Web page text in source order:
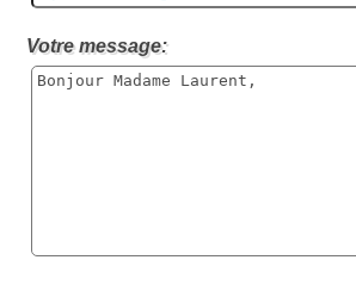
Votre message: